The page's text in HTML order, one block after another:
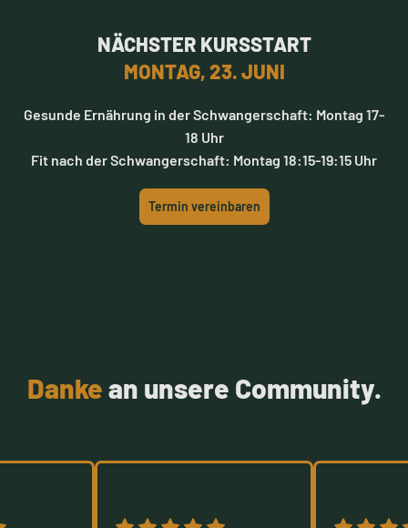
NÄCHSTER KURSSTART
MONTAG, 23. JUNI
Gesunde Ernährung in der Schwangerschaft: Montag 17-
18 Uhr
Fit nach der Schwangerschaft: Montag 18:15-19:15 Uhr
Termin vereinbaren
Dankean unsere Community.